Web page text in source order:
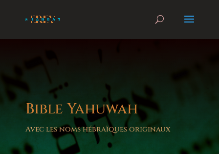
Bible Yahuwah
Avec les noms hébraïques originaux